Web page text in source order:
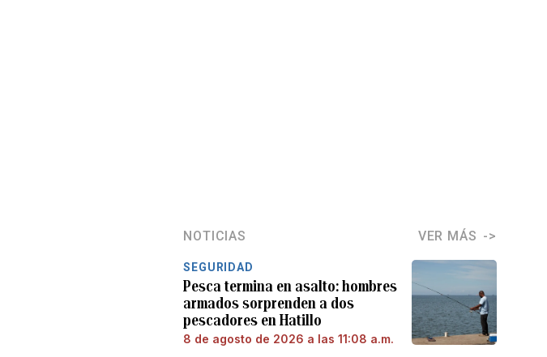
NOTICIAS VER MÁS
SEGURIDAD
Pesca termina en asalto: hombres
armados sorprenden a dos
pescadores en Hatillo
8 de agosto de 2026 a las 11:08 a.m.